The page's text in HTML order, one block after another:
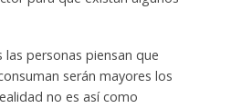
las personas piensan que
serán mayores los
no es así como